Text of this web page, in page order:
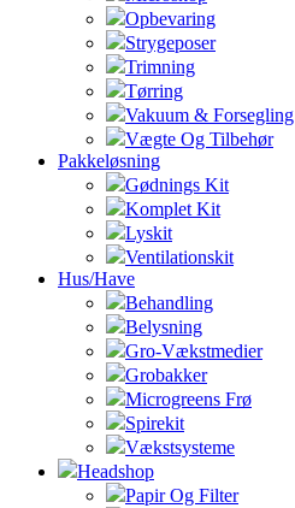
Opbevaring
Strygeposer
Trimning
Tørring
Vakuum & Forsegling
Vægte Og Tilbehør
Pakkeløsning
Gødnings Kit
Komplet Kit
Lyskit
Ventilationskit
Hus/Have
Behandling
Belysning
Gro-Vækstmedier
Grobakker
Microgreens Frø
Spirekit
Vækstsysteme
Headshop
Papir Og Filter